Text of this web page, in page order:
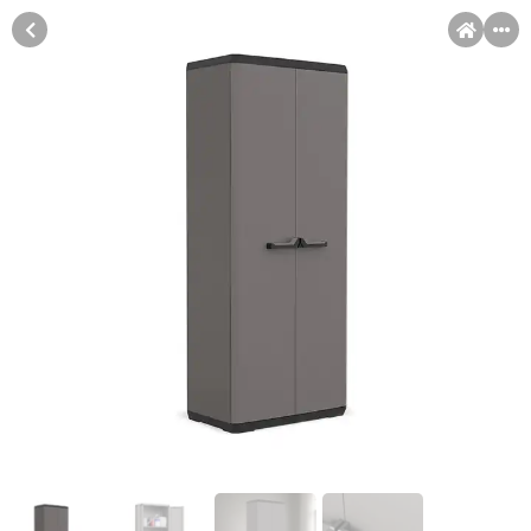
Sve je lakše kad se podijeli!
Kupovinu na rate možete obaviti ukoliko posjedujete jednu od